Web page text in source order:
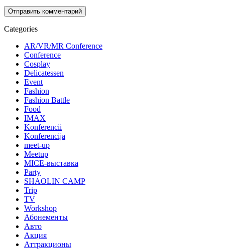
Categories
AR/VR/MR Conference
Conference
Cosplay
Delicatessen
Event
Fashion
Fashion Battle
Food
IMAX
Konferencii
Konferencija
meet-up
Meetup
MICE-выставка
Party
SHAOLIN CAMP
Trip
TV
Workshop
Абонементы
Авто
Акция
Аттракционы